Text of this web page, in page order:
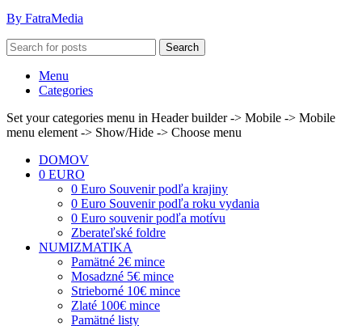
By FatraMedia
Search
Menu
Categories
Set your categories menu in Header builder -> Mobile -> Mobile
menu element -> Show/Hide -> Choose menu
DOMOV
0 EURO
0 Euro Souvenir podľa krajiny
0 Euro Souvenir podľa roku vydania
0 Euro souvenir podľa motívu
Zberateľské foldre
NUMIZMATIKA
Pamätné 2€ mince
Mosadzné 5€ mince
Strieborné 10€ mince
Zlaté 100€ mince
Pamätné listy